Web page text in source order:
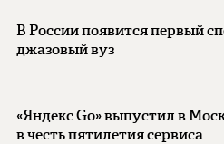
В России появится первый
джазовый вуз
«Яндекс Go» выпустил в
в честь пятилетия сервиса